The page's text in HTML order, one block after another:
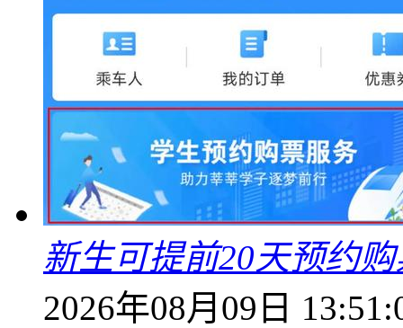
新生可提前20天预约
2026年08月09日